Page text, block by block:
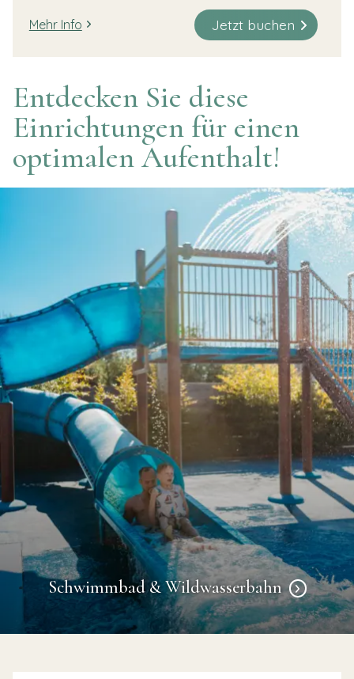
Mehr Info Jetzt buchen
Entdecken Sie diese
Einrichtungen für einen
optimalen Aufenthalt!
Schwimmbad & Wildwasserbahn